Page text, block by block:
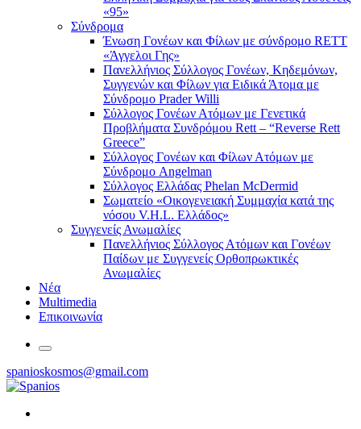
«95»
Σύνδρομα
Ένωση Γονέων και Φίλων με σύνδρομο RETT
«Άγγελοι Γης»
Πανελλήνιος Σύλλογος Γονέων, Κηδεμόνων,
Συγγενών και Φίλων για Ειδικά Άτομα με
Σύνδρομο Prader Willi
Σύλλογος Γονέων Ατόμων με Γενετικά
Προβλήματα Συνδρόμου Rett – “Reverse Rett
Greece”
Σύλλογος Γονέων και Φίλων Ατόμων με
Σύνδρομο Angelman
Σύλλογος Ελλάδας Phelan McDermid
Σωματείο «Οικογενειακή Συμμαχία κατά της
νόσου V.H.L. Ελλάδος»
Συγγενείς Ανωμαλίες
Πανελλήνιος Σύλλογος Ατόμων και Γονέων
Παίδων με Συγγενείς Ορθοπρωκτικές
Ανωμαλίες
Νέα
Multimedia
Επικοινωνία
spanioskosmos@gmail.com